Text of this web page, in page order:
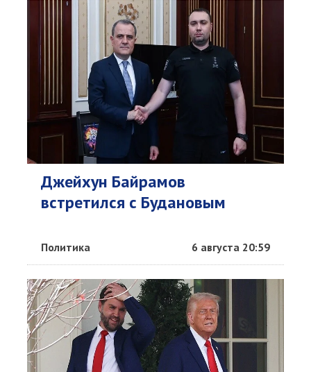
Джейхун Байрамов
встретился с Будановым
Политика 6 августа 20:59